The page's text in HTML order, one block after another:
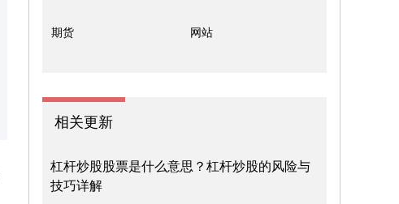
期货 网站
相关更新
杠杆炒股股票是什么意思？杠杆炒股的风险与
技巧详解